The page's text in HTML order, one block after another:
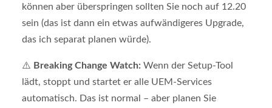
können aber überspringen sollten Sie noch auf 12.20
sein (das ist dann ein etwas aufwändigeres Upgrade,
das ich separat planen würde).
⚠️ Breaking Change Watch: Wenn der Setup-Tool
lädt, stoppt und startet er alle UEM-Services
automatisch. Das ist normal – aber planen Sie